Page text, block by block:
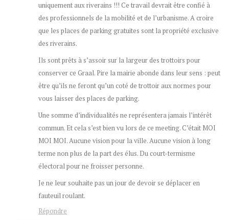
uniquement aux riverains !!! Ce travail devrait être confié à
des professionnels de la mobilité et de l’urbanisme. A croire
que les places de parking gratuites sont la propriété exclusive
des riverains.
Ils sont prêts à s’assoir sur la largeur des trottoirs pour
conserver ce Graal. Pire la mairie abonde dans leur sens : peut
être qu’ils ne feront qu’un coté de trottoir aux normes pour
vous laisser des places de parking.
Une somme d’individualités ne représentera jamais l’intérêt
commun. Et cela s’est bien vu lors de ce meeting. C’était MOI
MOI MOI. Aucune vision pour la ville. Aucune vision à long
terme non plus de la part des élus. Du court-termisme
électoral pour ne froisser personne.
Je ne leur souhaite pas un jour de devoir se déplacer en
fauteuil roulant.
Répondre